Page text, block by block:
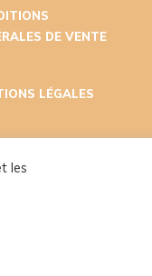
DE VENTE
LÉGALES
les